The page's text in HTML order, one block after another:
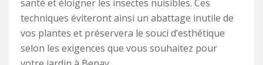
santé et éloigner les insectes nuisibles. Ces
techniques éviteront ainsi un abattage inutile de
vos plantes et préservera le souci d’esthétique
selon les exigences que vous souhaitez pour